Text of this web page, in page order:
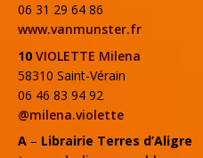
06 31 29 64 86
www.vanmunster.fr
10 VIOLETTE Milena
58310 Saint-Vérain
06 46 83 94 92
@milena.violette
A – Librairie Terres d’Aligre